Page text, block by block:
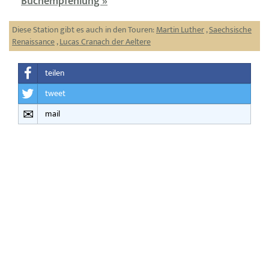
Diese Station gibt es auch in den Touren:Martin Luther,Saechsische
Renaissance,Lucas Cranach der Aeltere
teilen
tweet
mail